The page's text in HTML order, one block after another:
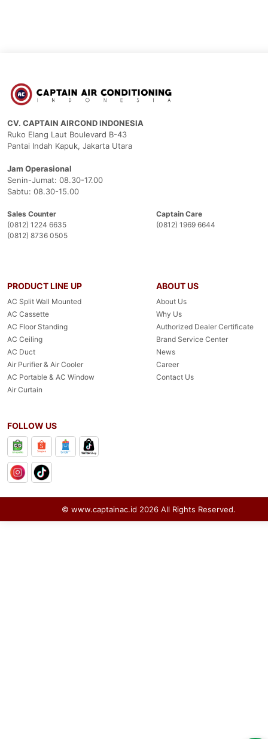
CV. CAPTAIN AIRCOND INDONESIA
Ruko Elang Laut Boulevard B-43
Pantai Indah Kapuk, Jakarta Utara
Jam Operasional
Senin-Jumat: 08.30-17.00
Sabtu: 08.30-15.00
Sales Counter
(0812) 1224 6635
(0812) 8736 0505
Captain Care
(0812) 1969 6644
PRODUCT LINE UP
AC Split Wall Mounted
AC Cassette
AC Floor Standing
AC Ceiling
AC Duct
Air Purifier & Air Cooler
AC Portable & AC Window
Air Curtain
ABOUT US
About Us
Why Us
Authorized Dealer Certificate
Brand Service Center
News
Career
Contact Us
FOLLOW US
© www.captainac.id 2026 All Rights Reserved.